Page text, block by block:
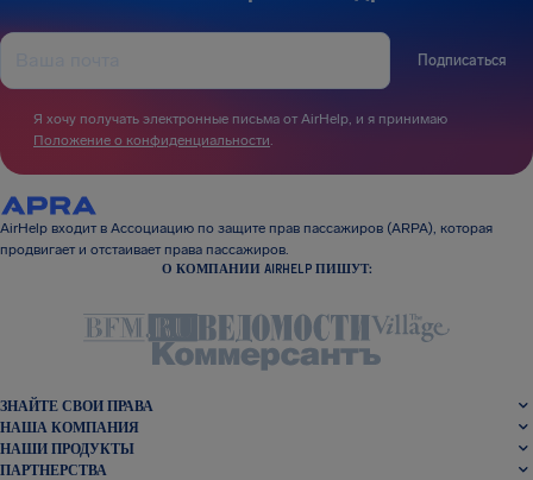
Подписаться
Я хочу получать электронные письма от AirHelp, и я принимаю
Положение о конфиденциальности.
AirHelp входит в Ассоциацию по защите прав пассажиров (ARPA), которая
продвигает и отстаивает права пассажиров.
О КОМПАНИИ AIRHELP ПИШУТ:
ЗНАЙТЕ СВОИ ПРАВА
НАША КОМПАНИЯ
НАШИ ПРОДУКТЫ
ПАРТНЕРСТВА